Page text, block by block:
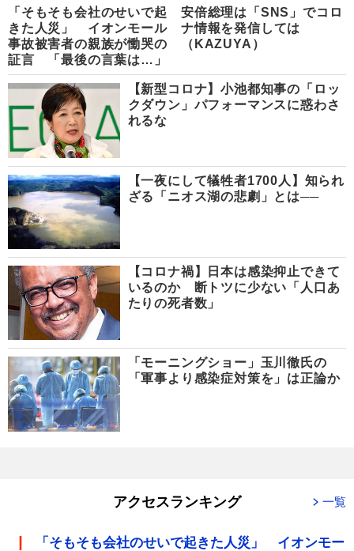
「そもそも会社のせいで起
きた人災」 イオンモール
事故被害者の親族が慟哭の
証言 「最後の言葉は…」
安倍総理は「SNS」でコロ
ナ情報を発信しては
（KAZUYA）
【新型コロナ】小池都知事の「ロッ
クダウン」パフォーマンスに惑わさ
れるな
【一夜にして犠牲者1700人】知られ
ざる「ニオス湖の悲劇」とは──
【コロナ禍】日本は感染抑止できて
いるのか 断トツに少ない「人口あ
たりの死者数」
「モーニングショー」玉川徹氏の
「軍事より感染症対策を」は正論か
アクセスランキング 一覧
「そもそも会社のせいで起きた人災」 イオンモー